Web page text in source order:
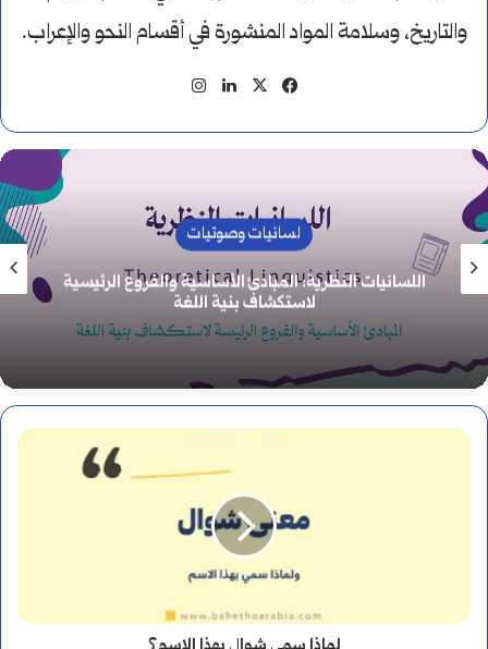
والتاريخ، وسلامة المواد المنشورة في أقسام النحو والإعراب.
فيسبوك
‫X لينكدإن
لسانيات وصوتيات
اللسانيات النظرية: المبادئ الأساسية والفروع الرئيسية
لاستكشاف بنية اللغة
لماذا
الاسم؟